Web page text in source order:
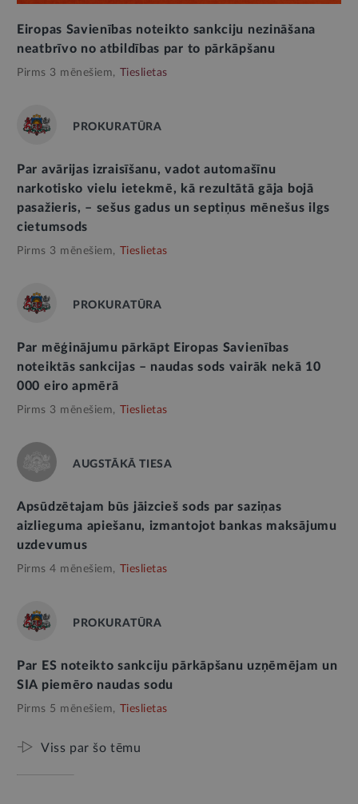
Eiropas Savienības noteikto sankciju nezināšana
neatbrīvo no atbildības par to pārkāpšanu
Pirms 3 mēnešiem, Tieslietas
PROKURATŪRA
Par avārijas izraisīšanu, vadot automašīnu
narkotisko vielu ietekmē, kā rezultātā gāja bojā
pasažieris, – sešus gadus un septiņus mēnešus ilgs
cietumsods
Pirms 3 mēnešiem, Tieslietas
PROKURATŪRA
Par mēģinājumu pārkāpt Eiropas Savienības
noteiktās sankcijas – naudas sods vairāk nekā 10
000 eiro apmērā
Pirms 3 mēnešiem, Tieslietas
AUGSTĀKĀ TIESA
Apsūdzētajam būs jāizcieš sods par saziņas
aizlieguma apiešanu, izmantojot bankas maksājumu
uzdevumus
Pirms 4 mēnešiem, Tieslietas
PROKURATŪRA
Par ES noteikto sankciju pārkāpšanu uzņēmējam un
SIA piemēro naudas sodu
Pirms 5 mēnešiem, Tieslietas
Viss par šo tēmu